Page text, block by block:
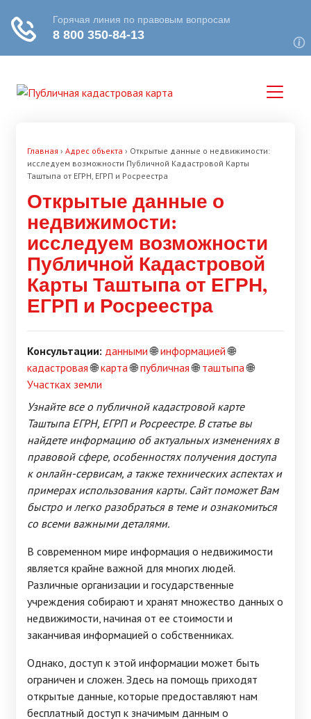
Главная › Адрес объекта › Открытые данные о недвижимости:
исследуем возможности Публичной Кадастровой Карты
Таштыпа от ЕГРН, ЕГРП и Росреестра
Открытые данные о
недвижимости:
исследуем возможности
Публичной Кадастровой
Карты Таштыпа от ЕГРН,
ЕГРП и Росреестра
Консультации: данными🌐информацией🌐
кадастровая🌐карта🌐публичная🌐таштыпа🌐
Участках земли
Узнайте все о публичной кадастровой карте
Таштыпа ЕГРН, ЕГРП и Росреестре. В статье вы
найдете информацию об актуальных изменениях в
правовой сфере, особенностях получения доступа
к онлайн-сервисам, а также технических аспектах и
примерах использования карты. Сайт поможет Вам
быстро и легко разобраться в теме и ознакомиться
со всеми важными деталями.
В современном мире информация о недвижимости
является крайне важной для многих людей.
Различные организации и государственные
учреждения собирают и хранят множество данных о
недвижимости, начиная от ее стоимости и
заканчивая информацией о собственниках.
Однако, доступ к этой информации может быть
ограничен и сложен. Здесь на помощь приходят
открытые данные, которые предоставляют нам
бесплатный доступ к значимым данным о